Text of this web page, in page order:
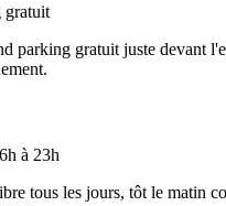
gratuit
parking gratuit juste devant
à 23h
tous les jours, tôt le matin